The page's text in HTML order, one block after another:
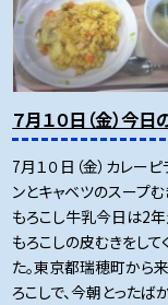
７月１０日（金）今
7月１０日（金）カレー
ンとキャベツのスープ
もろこし牛乳今日は2年
もろこしの皮むきをして
た。東京都瑞穂町から
ろこしで、今朝とったば